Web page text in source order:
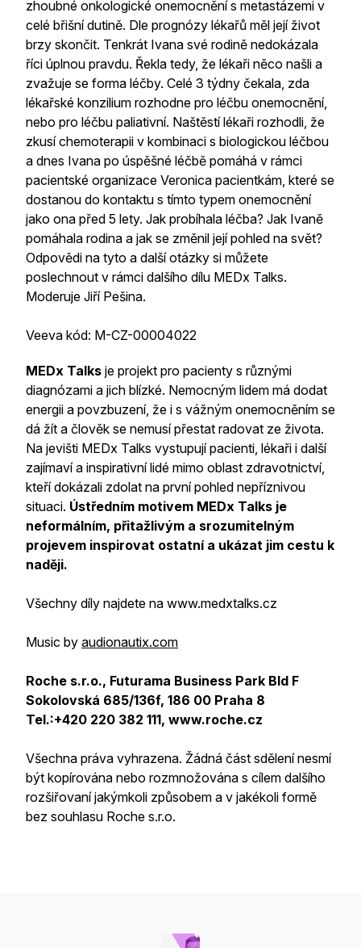
zhoubné onkologické onemocnění s metastázemi v
celé břišní dutině. Dle prognózy lékařů měl její život
brzy skončit. Tenkrát Ivana své rodině nedokázala
říci úplnou pravdu. Řekla tedy, že lékaři něco našli a
zvažuje se forma léčby. Celé 3 týdny čekala, zda
lékařské konzilium rozhodne pro léčbu onemocnění,
nebo pro léčbu paliativní. Naštěstí lékaři rozhodli, že
zkusí chemoterapii v kombinaci s biologickou léčbou
a dnes Ivana po úspěšné léčbě pomáhá v rámci
pacientské organizace Veronica pacientkám, které se
dostanou do kontaktu s tímto typem onemocnění
jako ona před 5 lety. Jak probíhala léčba? Jak Ivaně
pomáhala rodina a jak se změnil její pohled na svět?
Odpovědi na tyto a další otázky si můžete
poslechnout v rámci dalšího dílu MEDx Talks.
Moderuje Jiří Pešina.
Veeva kód: M-CZ-00004022
MEDx Talks je projekt pro pacienty s různými
diagnózami a jich blízké. Nemocným lidem má dodat
energii a povzbuzení, že i s vážným onemocněním se
dá žít a člověk se nemusí přestat radovat ze života.
Na jevišti MEDx Talks vystupují pacienti, lékaři i další
zajímaví a inspirativní lidé mimo oblast zdravotnictví,
kteří dokázali zdolat na první pohled nepříznivou
situaci. Ústředním motivem MEDx Talks je
neformálním, přitažlivým a srozumitelným
projevem inspirovat ostatní a ukázat jim cestu k
naději.
Všechny díly najdete na www.medxtalks.cz
Music by audionautix.com
Roche s.r.o., Futurama Business Park Bld F
Sokolovská 685/136f, 186 00 Praha 8
Tel.:+420 220 382 111, www.roche.cz
Všechna práva vyhrazena. Žádná část sdělení nesmí
být kopírována nebo rozmnožována s cílem dalšího
rozšiřovaní jakýmkoli způsobem a v jakékoli formě
bez souhlasu Roche s.r.o.